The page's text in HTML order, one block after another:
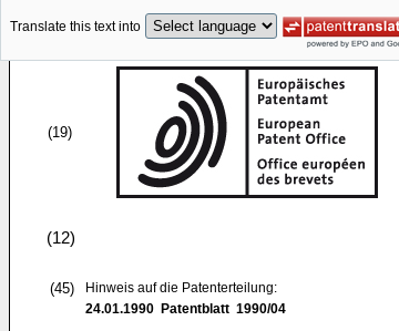
Translate this text into
(19)
(12)
(45)
Hinweis auf die Patenterteilung:
24.01.1990 Patentblatt 1990/04